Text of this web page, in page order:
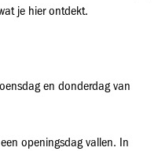
je hier ontdekt.
en donderdag van
openingsdag vallen. In